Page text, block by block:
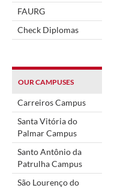
FAURG
Check Diplomas
OUR CAMPUSES
Carreiros Campus
Santa Vitória do
Palmar Campus
Santo Antônio da
Patrulha Campus
São Lourenço do